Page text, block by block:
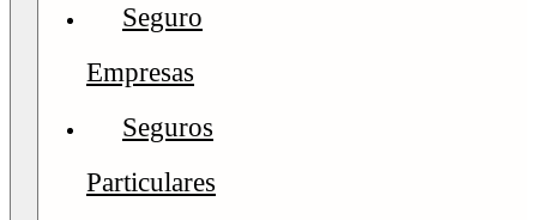
Seguro
Empresas
Seguros
Particulares